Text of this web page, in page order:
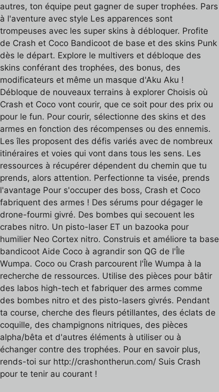
autres, ton équipe peut gagner de super trophées. Pars
à l'aventure avec style Les apparences sont
trompeuses avec les super skins à débloquer. Profite
de Crash et Coco Bandicoot de base et des skins Punk
dès le départ. Explore le multivers et débloque des
skins conférant des trophées, des bonus, des
modificateurs et même un masque d'Aku Aku !
Débloque de nouveaux terrains à explorer Choisis où
Crash et Coco vont courir, que ce soit pour des prix ou
pour le fun. Pour courir, sélectionne des skins et des
armes en fonction des récompenses ou des ennemis.
Les îles proposent des défis variés avec de nombreux
itinéraires et voies qui vont dans tous les sens. Les
ressources à récupérer dépendent du chemin que tu
prends, alors attention. Perfectionne ta visée, prends
l'avantage Pour s'occuper des boss, Crash et Coco
fabriquent des armes ! Des sérums pour dégager le
drone-fourmi givré. Des bombes qui secouent les
crabes nitro. Un pisto-laser ET un bazooka pour
humilier Neo Cortex nitro. Construis et améliore ta base
bandicoot Aide Coco à agrandir son QG de l'Île
Wumpa. Coco ou Crash parcourent l'Île Wumpa à la
recherche de ressources. Utilise des pièces pour bâtir
des labos high-tech et fabriquer des armes comme
des bombes nitro et des pisto-lasers givrés. Pendant
ta course, cherche des fleurs pétillantes, des éclats de
coquille, des champignons nitriques, des pièces
alpha/bêta et d'autres éléments à utiliser ou à
échanger contre des trophées. Pour en savoir plus,
rends-toi sur http://crashontherun.com/ Suis Crash
pour te tenir au courant !